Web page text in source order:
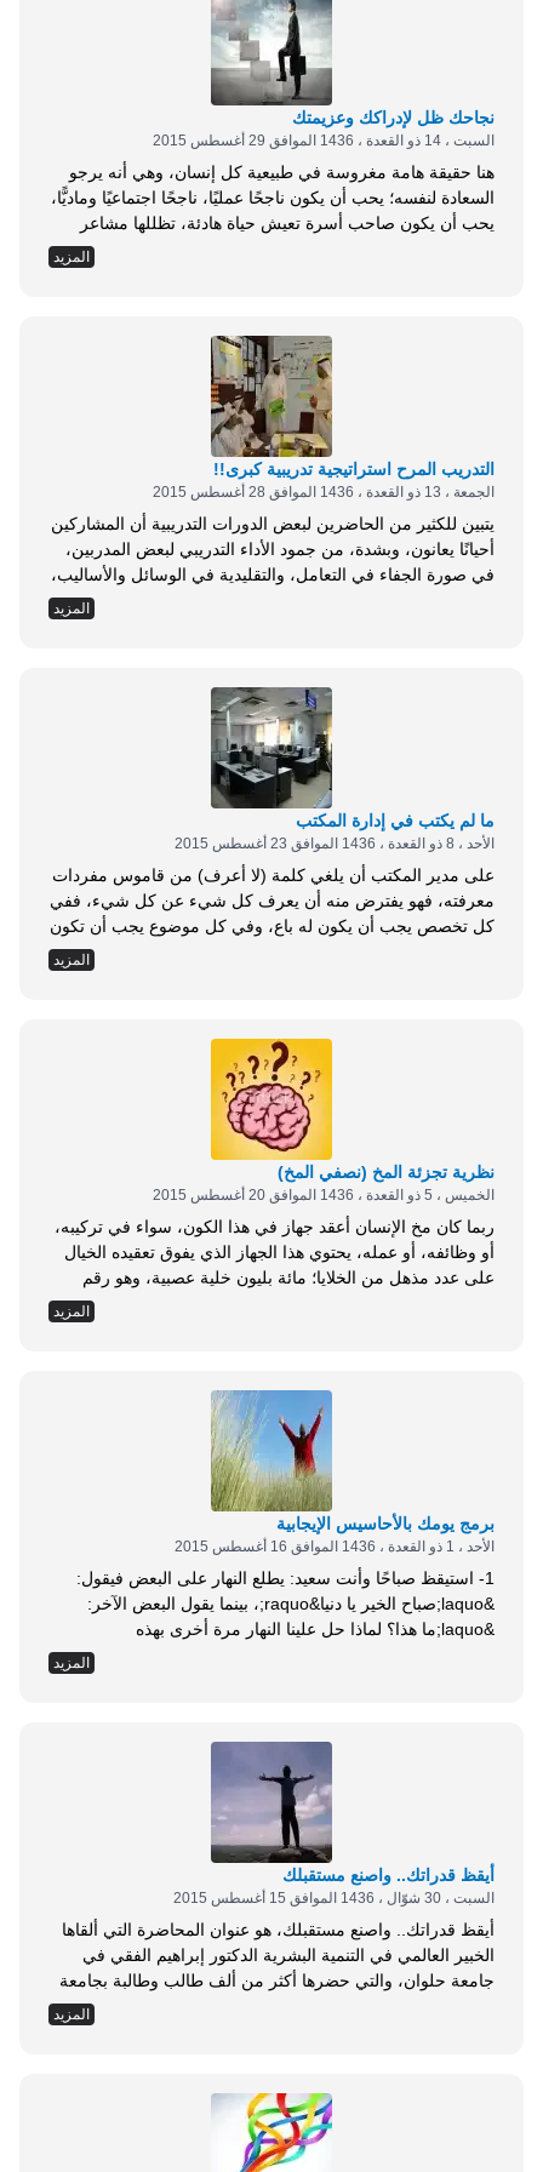
نجاحك ظل لإدراكك وعزيمتك
السبت ، 14 ذو القعدة ، 1436 الموافق 29 أغسطس 2015
هنا حقيقة هامة مغروسة في طبيعية كل إنسان، وهي أنه يرجو
السعادة لنفسه؛ يحب أن يكون ناجحًا عمليًا، ناجحًا اجتماعيًا وماديًّا،
يحب أن يكون صاحب أسرة تعيش حياة هادئة، تظللها مشاعر
المودة والرحمة. فهل حقق كل واحد منَّا ما يرجو لنفسه من هذا
كله؟ ليسأل كل واحد نفسه: هل أنت سعيد؟ هل أنت ميسور
كانت نتيجته أن أقل من 3% من سكان العالم ناجحون متزنون،
نعم؛ فقد يكون الإنسان ناجحًا لكنه غير متزن؛ روحه بائسة, مزاجه
مضطرب، والقليل من...
المزيد
التدريب المرح استراتيجية تدريبية كبرى!!
الجمعة ، 13 ذو القعدة ، 1436 الموافق 28 أغسطس 2015
يتبين للكثير من الحاضرين لبعض الدورات التدريبية أن المشاركين
أحيانًا يعانون، وبشدة، من جمود الأداء التدريبي لبعض المدربين،
في صورة الجفاء في التعامل، والتقليدية في الوسائل والأساليب،
وغياب الهدف التدريبي من الفعالية إلى الإلقاء، الذي لا يتعدى
Consuming ، ومن هنا كانت الحاجة إلى أسلوب جديد في الأداء
التدريبي، يعيد الروح إلى العملية التدريبية، وهو ما أطلق عليه
خبراء التدريب ( Fun Training )، وهو ليس مجرد وصف للمناخ
التدريبي، وعلاقة التفاعلية والأريحية...
المزيد
ما لم يكتب في إدارة المكتب
الأحد ، 8 ذو القعدة ، 1436 الموافق 23 أغسطس 2015
على مدير المكتب أن يلغي كلمة (لا أعرف) من قاموس مفردات
معرفته، فهو يفترض منه أن يعرف كل شيء عن كل شيء، ففي
كل تخصص يجب أن يكون له باع، وفي كل موضوع يجب أن تكون
له معرفة، وفي كل استشارة يجب أن يكون له رأي، وفي كل
اتجاه يجب أن تكون له بوصلة. إن مدير المكتب يُعنَى بالعديد من
الواجب التطرق قليلًا لمبادئ وأساسيات علم الإدارة، وذكر بعض
المزيد
نظرية تجزئة المخ (نصفي المخ)
الخميس ، 5 ذو القعدة ، 1436 الموافق 20 أغسطس 2015
ربما كان مخ الإنسان أعقد جهاز في هذا الكون، سواء في تركيبه،
أو وظائفه، أو عمله، يحتوي هذا الجهاز الذي يفوق تعقيده الخيال
على عدد مذهل من الخلايا؛ مائة بليون خلية عصبية، وهو رقم
يساوي عشرون ضعفًا لعدد سكان العالم تقريبًا، وكل عصبون من
هذه البلايين المائة يعتبر مصنعًا كيميائيًا إلكترونيًا، تشترك فيه ألاف
جالونات من الدم في كل ساعة. وإذا نضب الدم لمدة دقيقة
واحدة فقد الإنسان وعيه وذهب في غيبوبة، وإذا استمر نضوب
الدم أقل من عشرة دقائق أخرى يموت الإنسان،...
المزيد
برمج يومك بالأحاسيس الإيجابية
الأحد ، 1 ذو القعدة ، 1436 الموافق 16 أغسطس 2015
1- استيقظ صباحًا وأنت سعيد: يطلع النهار على البعض فيقول:
&laquo;صباح الخير يا دنيا&raquo;، بينما يقول البعض الآخر:
&laquo;ما هذا؟ لماذا حل علينا النهار مرة أخرى بهذه
السرعة؟!&raquo;، احذر من الأفكار السلبية التي يمكن أن تخطر
بالابتسامة؛ حيث إن العقل الباطن لا يستطيع أن يفرق بين الشيء
الحقيقي والشيء غير الحقيقي، وعلى ذلك فمن الأفضل أن تقرر
المزيد
أيقظ قدراتك.. واصنع مستقبلك
السبت ، 30 شوّال ، 1436 الموافق 15 أغسطس 2015
أيقظ قدراتك.. واصنع مستقبلك، هو عنوان المحاضرة التي ألقاها
الخبير العالمي في التنمية البشرية الدكتور إبراهيم الفقي في
جامعة حلوان، والتي حضرها أكثر من ألف طالب وطالبة بجامعة
حلوان. بدأ د. الفقي محاضرته بذكر قصة عالم الجيولوجيا الياباني،
والذي وجد طفلًا يحمل حجرًا، فقال للطفل: بكم تبيع هذا الحجر؟
قطعة من الألماس، وكانت أكبر قطعة في ذلك الوقت، وقدر
اتجه للجمهور الحاضر وقال لهم:...
المزيد